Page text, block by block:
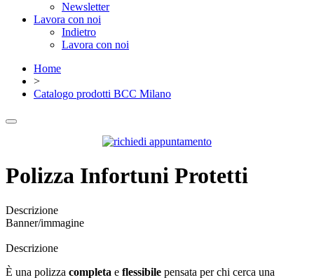
Newsletter
Lavora con noi
Indietro
Lavora con noi
Home
>
Catalogo prodotti BCC Milano
Polizza Infortuni Protetti
Descrizione
Banner/immagine
Descrizione
È una polizza completa e flessibile pensata per chi cerca una